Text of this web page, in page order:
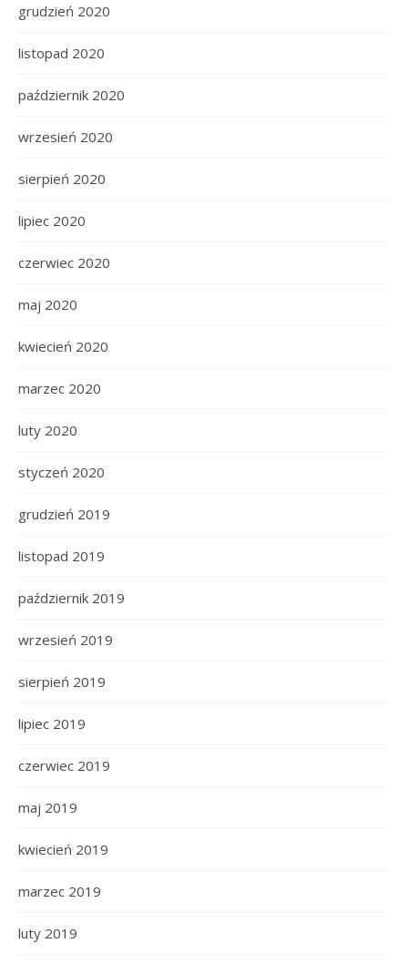
grudzień 2020
listopad 2020
październik 2020
wrzesień 2020
sierpień 2020
lipiec 2020
czerwiec 2020
maj 2020
kwiecień 2020
marzec 2020
luty 2020
styczeń 2020
grudzień 2019
listopad 2019
październik 2019
wrzesień 2019
sierpień 2019
lipiec 2019
czerwiec 2019
maj 2019
kwiecień 2019
marzec 2019
luty 2019